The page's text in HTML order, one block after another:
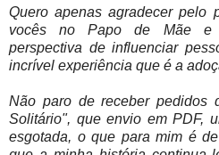
Quero apenas agradecer pelo
vocês no Papo de Mãe e
perspectiva de influenciar
incrível experiência que é a
Não paro de receber pedidos
Solitário", que envio em PDF,
esgotada, o que para mim é